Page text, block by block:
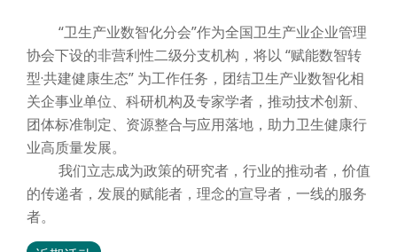
“卫生产业数智化分会”作为全国卫生产业企业管理
协会下设的非营利性二级分支机构，将以 “赋能数智转
型·共建健康生态” 为工作任务，团结卫生产业数智化相
关企事业单位、科研机构及专家学者，推动技术创新、
团体标准制定、资源整合与应用落地，助力卫生健康行
业高质量发展。
我们立志成为政策的研究者，行业的推动者，价值
的传递者，发展的赋能者，理念的宣导者，一线的服务
者。